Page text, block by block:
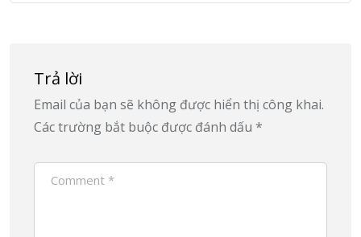
Trả lời
Email của bạn sẽ không được hiển thị công khai.
Các trường bắt buộc được đánh dấu *